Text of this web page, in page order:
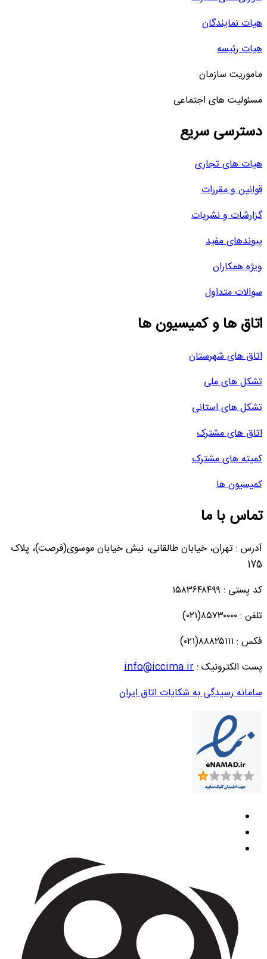
هیات نمایندگان
هیات رئیسه
ماموریت سازمان
مسئولیت های اجتماعی
دسترسی سریع
هیات های تجاری
قوانین و مقررات
گزارشات و نشریات
پیوندهای مفید
ویژه همکاران
سوالات متداول
اتاق ها و کمیسیون ها
اتاق های شهرستان
تشکل های ملی
تشکل های استانی
اتاق های مشترک
کمیته های مشترک
کمیسیون ها
تماس با ما
آدرس : تهران، خیابان طالقانی، نبش خیابان موسوی(فرصت)، پلاک
175
کد پستی : ۱۵۸۳۶۴۸۴۹۹
تلفن : ۸۵۷۳۰۰۰۰(۰۲۱)
فکس : ۸۸۸۲۵۱۱۱(۰۲۱)
پست الکترونیک :info@iccima.ir
سامانه رسیدگی به شکایات اتاق ایران